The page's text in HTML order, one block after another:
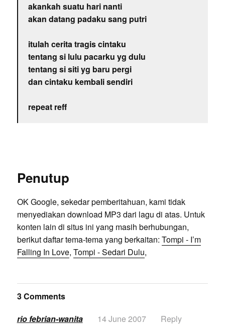
akankah suatu hari nanti
akan datang padaku sang putri
itulah cerita tragis cintaku
tentang si lulu pacarku yg dulu
tentang si siti yg baru pergi
dan cintaku kembali sendiri
repeat reff
Penutup
OK Google, sekedar pemberitahuan, kami tidak
menyediakan download MP3 dari lagu di atas. Untuk
konten lain di situs ini yang masih berhubungan,
berikut daftar tema-tema yang berkaitan: Tompi - I’m
Falling In Love, Tompi - Sedari Dulu,
3 Comments
rio febrian-wanita
14 June 2007 Reply